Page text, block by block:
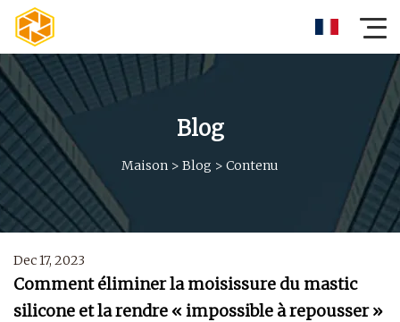
Blog
Maison > Blog > Contenu
Dec 17, 2023
Comment éliminer la moisissure du mastic
silicone et la rendre « impossible à repousser »